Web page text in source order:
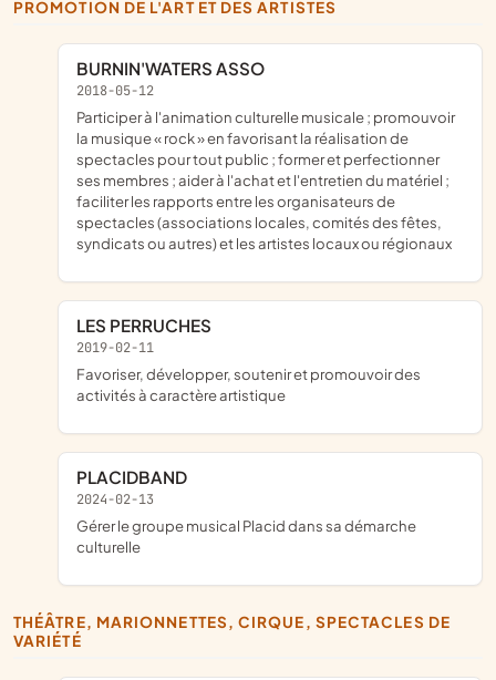
PROMOTION DE L'ART ET DES ARTISTES
BURNIN'WATERS ASSO
2018-05-12
participer à l'animation culturelle musicale ; promouvoir
la musique « rock » en favorisant la réalisation de
spectacles pour tout public ; former et perfectionner
ses membres ; aider à l'achat et l'entretien du matériel ;
faciliter les rapports entre les organisateurs de
spectacles (associations locales, comités des fêtes,
syndicats ou autres) et les artistes locaux ou régionaux
LES PERRUCHES
2019-02-11
favoriser, développer, soutenir et promouvoir des
activités à caractère artistique
PLACIDBAND
2024-02-13
gérer le groupe musical Placid dans sa démarche
culturelle
THÉÂTRE, MARIONNETTES, CIRQUE, SPECTACLES DE
VARIÉTÉ